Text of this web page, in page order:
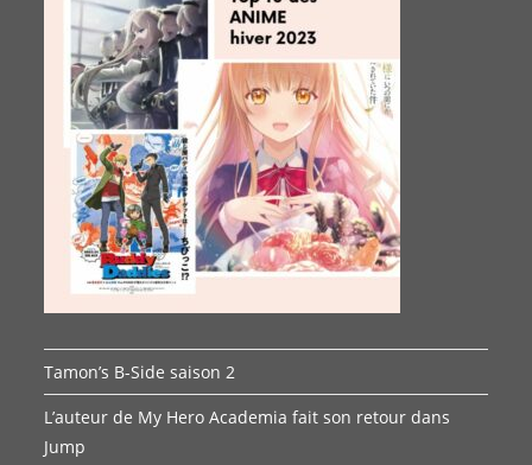
Tamon’s B-Side saison 2
L’auteur de My Hero Academia fait son retour dans
Jump